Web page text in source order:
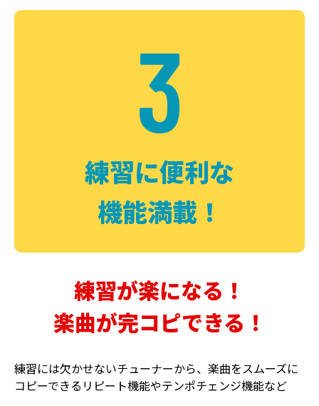
DELAY PHASER
3
練習に便利な
機能満載！
練習が楽になる！
楽曲が完コピできる！
練習には欠かせないチューナーから、楽曲をスムーズに
コピーできるリピート機能やテンポチェンジ機能など